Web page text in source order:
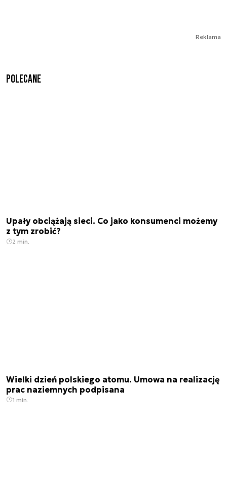
Reklama
Polecane
Upały obciążają sieci. Co jako konsumenci możemy
z tym zrobić?
2 min.
Wielki dzień polskiego atomu. Umowa na realizację
prac naziemnych podpisana
1 min.